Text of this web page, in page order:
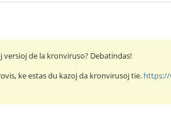
de la kronviruso? Debatindas!
ke estas du kazoj da kronvirusoj tie. https://